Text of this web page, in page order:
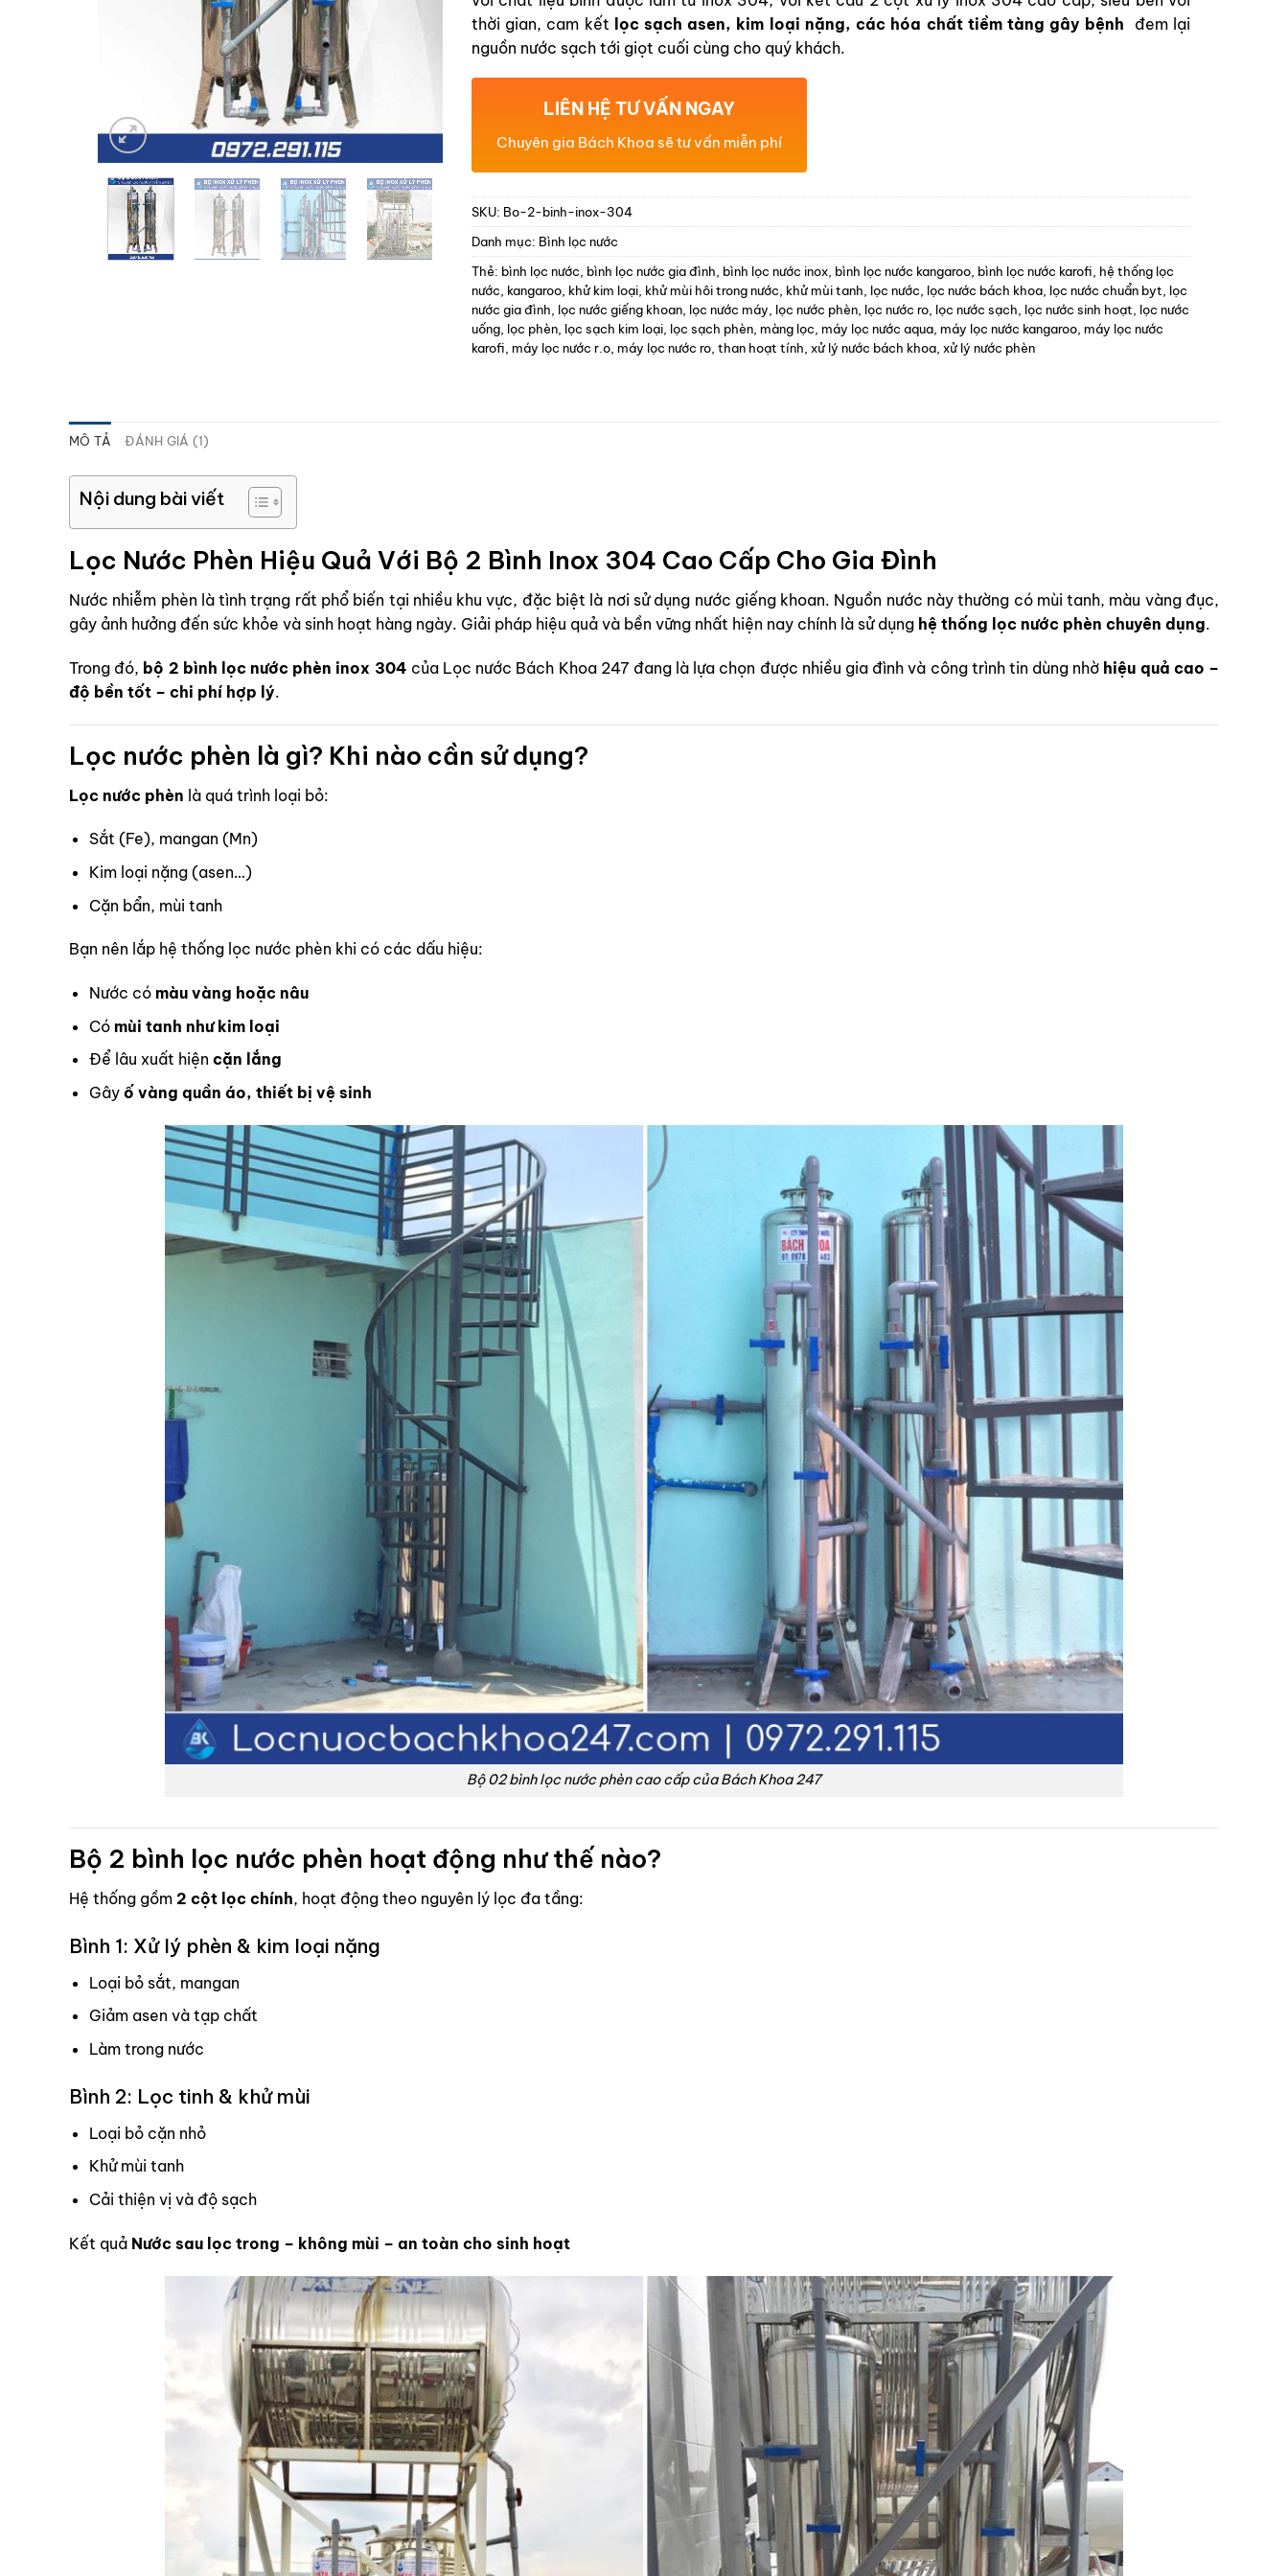
thời gian, cam kết lọc sạch asen, kim loại nặng, các hóa chất tiềm tàng gây bệnh đem lại
nguồn nước sạch tới giọt cuối cùng cho quý khách.
LIÊN HỆ TƯ VẤN NGAY
Chuyên gia Bách Khoa sẽ tư vấn miễn phí
SKU: Bo-2-binh-inox-304
Danh mục: Bình lọc nước
Thẻ: bình lọc nước bình lọc nước gia đình bình lọc nước inox bình lọc nước kangaroo bình lọc nước karofi hệ thống lọc
nước kangaroo khử kim loại khử mùi hôi trong nước khử mùi tanh lọc nước lọc nước bách khoa lọc nước chuẩn byt lọc
nước gia đình lọc nước giếng khoan lọc nước máy lọc nước phèn lọc nước ro lọc nước sạch lọc nước sinh hoạt lọc nước
uống lọc phèn lọc sạch kim loại lọc sạch phèn màng lọc máy lọc nước aqua máy lọc nước kangaroo máy lọc nước
karofi máy lọc nước r.o máy lọc nước ro than hoạt tính xử lý nước bách khoa xử lý nước phèn
MÔ TẢ ĐÁNH GIÁ (1)
Nội dung bài viết
Lọc Nước Phèn Hiệu Quả Với Bộ 2 Bình Inox 304 Cao Cấp Cho Gia Đình
Nước nhiễm phèn là tình trạng rất phổ biến tại nhiều khu vực, đặc biệt là nơi sử dụng nước giếng khoan. Nguồn nước này thường có mùi tanh, màu vàng đục,
gây ảnh hưởng đến sức khỏe và sinh hoạt hàng ngày. Giải pháp hiệu quả và bền vững nhất hiện nay chính là sử dụng hệ thống lọc nước phèn chuyên dụng.
Trong đó, bộ 2 bình lọc nước phèn inox 304 của Lọc nước Bách Khoa 247 đang là lựa chọn được nhiều gia đình và công trình tin dùng nhờ hiệu quả cao –
độ bền tốt – chi phí hợp lý.
Lọc nước phèn là gì? Khi nào cần sử dụng?
Lọc nước phèn là quá trình loại bỏ:
Sắt (Fe), mangan (Mn)
Kim loại nặng (asen…)
Cặn bẩn, mùi tanh
Bạn nên lắp hệ thống lọc nước phèn khi có các dấu hiệu:
Nước có màu vàng hoặc nâu
Có mùi tanh như kim loại
Để lâu xuất hiện cặn lắng
Gây ố vàng quần áo, thiết bị vệ sinh
Bộ 02 bình lọc nước phèn cao cấp của Bách Khoa 247
Bộ 2 bình lọc nước phèn hoạt động như thế nào?
Hệ thống gồm 2 cột lọc chính, hoạt động theo nguyên lý lọc đa tầng:
Bình 1: Xử lý phèn & kim loại nặng
Loại bỏ sắt, mangan
Giảm asen và tạp chất
Làm trong nước
Bình 2: Lọc tinh & khử mùi
Loại bỏ cặn nhỏ
Khử mùi tanh
Cải thiện vị và độ sạch
Kết quả Nước sau lọc trong – không mùi – an toàn cho sinh hoạt